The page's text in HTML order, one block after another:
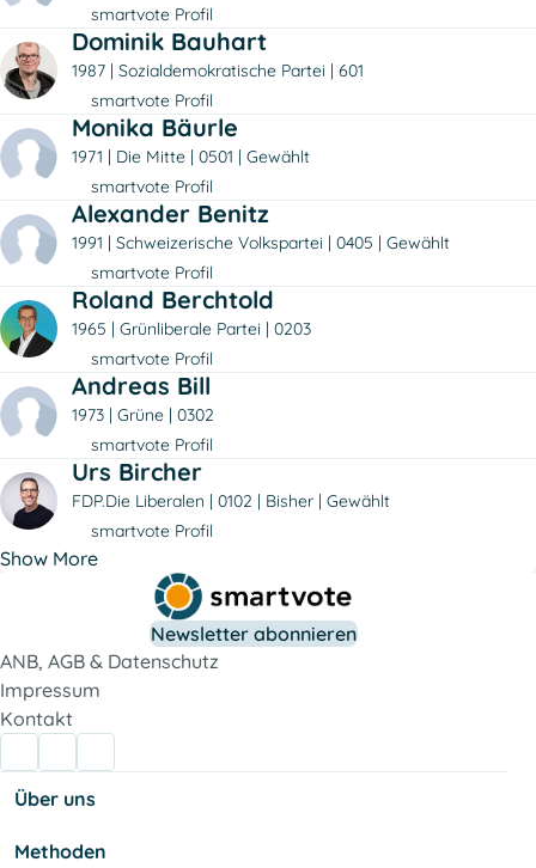
smartvote Profil
Dominik Bauhart
1987 Sozialdemokratische Partei
601
smartvote Profil
Monika Bäurle
1971 Die Mitte 0501
Gewählt
smartvote Profil
Alexander Benitz
1991 Schweizerische Volkspartei 0405
Gewählt
smartvote Profil
Roland Berchtold
1965 Grünliberale Partei
0203
smartvote Profil
Andreas Bill
1973 Grüne
0302
smartvote Profil
Urs Bircher
FDP.Die Liberalen 0102 Bisher
Gewählt
smartvote Profil
Show More
Newsletter abonnieren
ANB, AGB & Datenschutz
Impressum
Kontakt
Über uns
Methoden